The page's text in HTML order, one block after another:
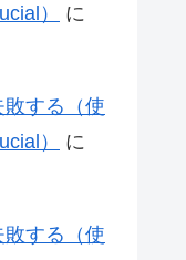
）
に
する（使
）
に
する（使